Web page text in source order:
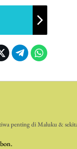
penting di Maluku &